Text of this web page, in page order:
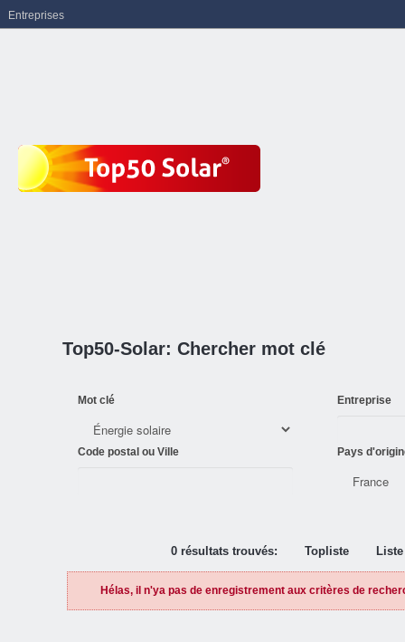
Top50-Solar: Chercher mot clé
Mot clé Entreprise
Code postal ou Ville Pays
0 résultats trouvés: Topliste
Hélas, il n'ya pas de enregistrement aux critères de
Entreprises